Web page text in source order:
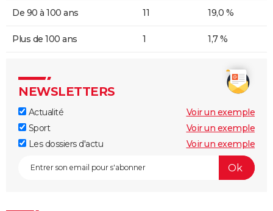
De 90 à 100 ans 11 19,0 %
Plus de 100 ans 1 1,7 %
NEWSLETTERS
Actualité
Voir un exemple
Sport
Voir un exemple
Les dossiers d'actu
Voir un exemple